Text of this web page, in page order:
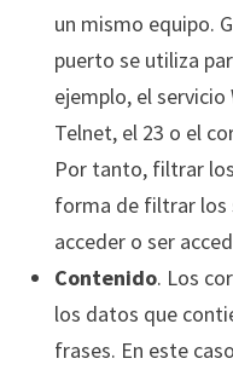
un mismo equipo.
puerto se utiliza
ejemplo, el
Telnet, el 23 o el
Por tanto, filtrar
forma de filtrar los
acceder o ser
Contenido. Los
los datos que
frases. En este